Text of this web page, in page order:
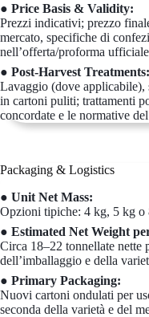
● Price Basis & Validity:
Prezzi indicativi; prezzo
mercato, specifiche di
nell’offerta/proforma
● Post-Harvest Treatments:
Lavaggio (dove applicabile),
in cartoni puliti; trattamenti
concordate e le normative
Packaging & Logistics
● Unit Net Mass:
Opzioni tipiche: 4 kg, 5 kg o
● Estimated Net Weight
Circa 18–22 tonnellate nette
dell’imballaggio e della
● Primary Packaging:
Nuovi cartoni ondulati per
seconda della varietà e del